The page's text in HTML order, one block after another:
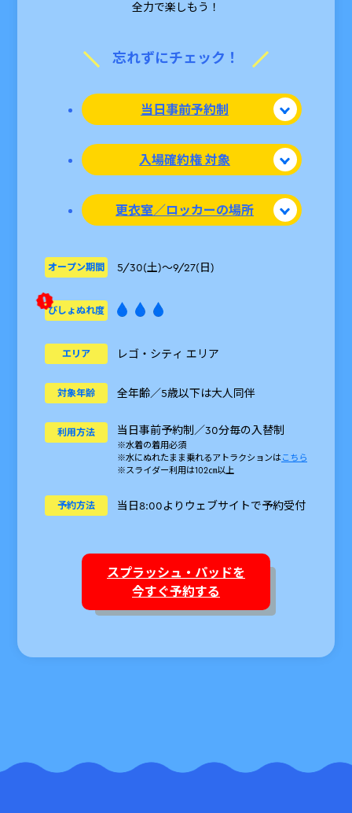
全力で楽しもう！
忘れずにチェック！
当日事前予約制
入場確約権 対象
更衣室／ロッカーの場所
オープン期間 5/30(土)～9/27(日)
びしょぬれ度
エリア レゴ・シティ エリア
対象年齢 全年齢／5歳以下は大人同伴
利用方法 当日事前予約制／30分毎の入替制
※水着の着用必須
※水にぬれたまま乗れるアトラクションは こちら
※スライダー利用は102㎝以上
予約方法 当日8:00よりウェブサイトで予約受付
スプラッシュ・パッドを
今すぐ予約する